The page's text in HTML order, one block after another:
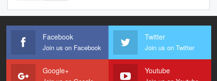
Facebook
Join us on Facebook
Twitter
Join us on Twitter
Google+ Youtube